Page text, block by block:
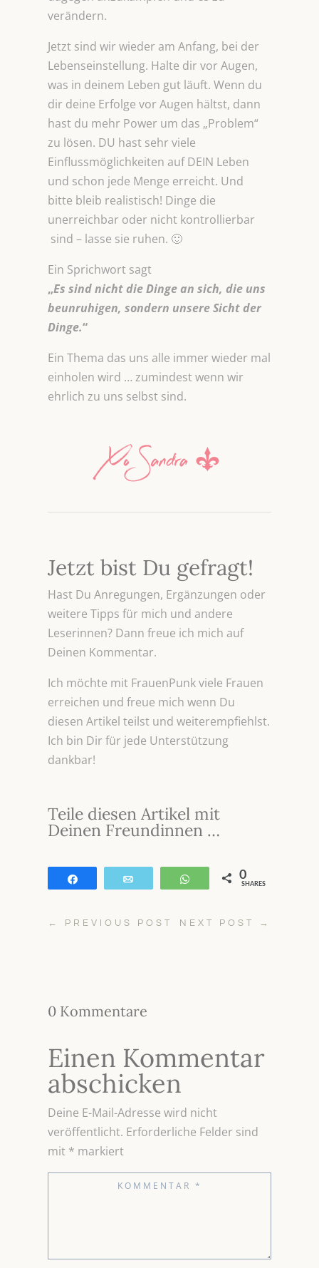
verändern.
Jetzt sind wir wieder am Anfang, bei der
Lebenseinstellung. Halte dir vor Augen,
was in deinem Leben gut läuft. Wenn du
dir deine Erfolge vor Augen hältst, dann
hast du mehr Power um das „Problem“
zu lösen. DU hast sehr viele
Einflussmöglichkeiten auf DEIN Leben
und schon jede Menge erreicht. Und
bitte bleib realistisch! Dinge die
unerreichbar oder nicht kontrollierbar
sind – lasse sie ruhen. 🙂
Ein Sprichwort sagt
„Es sind nicht die Dinge an sich, die uns
beunruhigen, sondern unsere Sicht der
Dinge.“
Ein Thema das uns alle immer wieder mal
einholen wird … zumindest wenn wir
ehrlich zu uns selbst sind.
Jetzt bist Du gefragt!
Hast Du Anregungen, Ergänzungen oder
weitere Tipps für mich und andere
Leserinnen? Dann freue ich mich auf
Deinen Kommentar.
Ich möchte mit FrauenPunk viele Frauen
erreichen und freue mich wenn Du
diesen Artikel teilst und weiterempfiehlst.
Ich bin Dir für jede Unterstützung
dankbar!
Teile diesen Artikel mit
Deinen Freundinnen …
WhatsApp
0
SHARES
← PREVIOUS POST NEXT POST →
0 Kommentare
Einen Kommentar
abschicken
Deine E-Mail-Adresse wird nicht
veröffentlicht. Erforderliche Felder sind
mit * markiert